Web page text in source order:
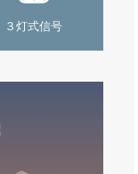
３灯式信号